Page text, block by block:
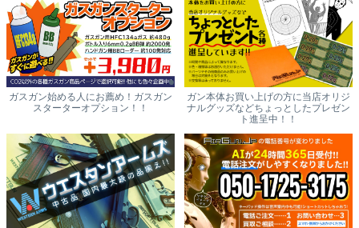
ガスガン始める人にお薦め！ガスガン
スターターオプション！！
ガン本体お買い上げの方に当店オリジ
ナルグッズなどちょっとしたプレゼン
ト進呈中！！